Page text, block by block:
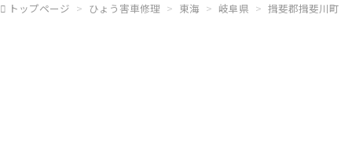
トップページ ひょう害車修理 東海 岐阜県 揖斐郡揖斐川町